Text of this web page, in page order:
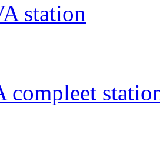
station
compleet